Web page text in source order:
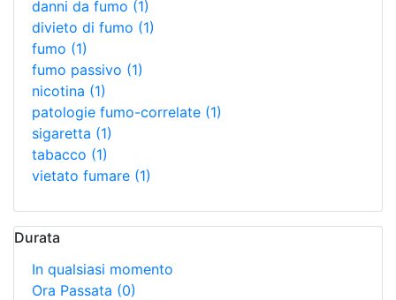
danni da fumo (1)
divieto di fumo (1)
fumo (1)
fumo passivo (1)
nicotina (1)
patologie fumo-correlate (1)
sigaretta (1)
tabacco (1)
vietato fumare (1)
Durata
In qualsiasi momento
Ora Passata (0)